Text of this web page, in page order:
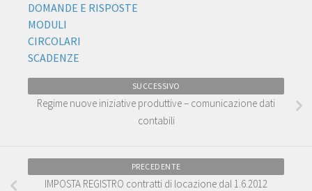
DOMANDE E RISPOSTE
MODULI
CIRCOLARI
SCADENZE
SUCCESSIVO
Regime nuove iniziative produttive – comunicazione dati
contabili
PRECEDENTE
IMPOSTA REGISTRO contratti di locazione dal 1.6.2012